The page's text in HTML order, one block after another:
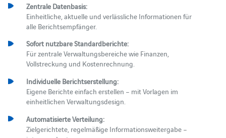
Zentrale Datenbasis:
Einheitliche, aktuelle und verlässliche Informationen für
alle Berichtsempfänger.
Sofort nutzbare Standardberichte:
Für zentrale Verwaltungsbereiche wie Finanzen,
Vollstreckung und Kostenrechnung.
Individuelle Berichtserstellung:
Eigene Berichte einfach erstellen – mit Vorlagen im
einheitlichen Verwaltungsdesign.
Automatisierte Verteilung:
Zielgerichtete, regelmäßige Informationsweitergabe –